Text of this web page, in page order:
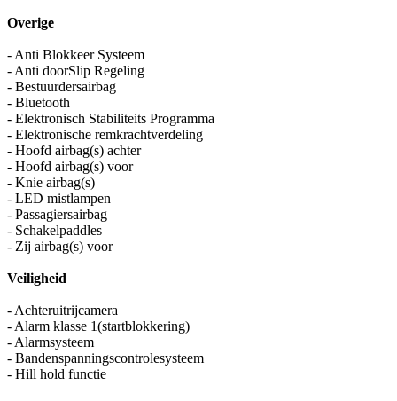
Overige
- Anti Blokkeer Systeem
- Anti doorSlip Regeling
- Bestuurdersairbag
- Bluetooth
- Elektronisch Stabiliteits Programma
- Elektronische remkrachtverdeling
- Hoofd airbag(s) achter
- Hoofd airbag(s) voor
- Knie airbag(s)
- LED mistlampen
- Passagiersairbag
- Schakelpaddles
- Zij airbag(s) voor
Veiligheid
- Achteruitrijcamera
- Alarm klasse 1(startblokkering)
- Alarmsysteem
- Bandenspanningscontrolesysteem
- Hill hold functie